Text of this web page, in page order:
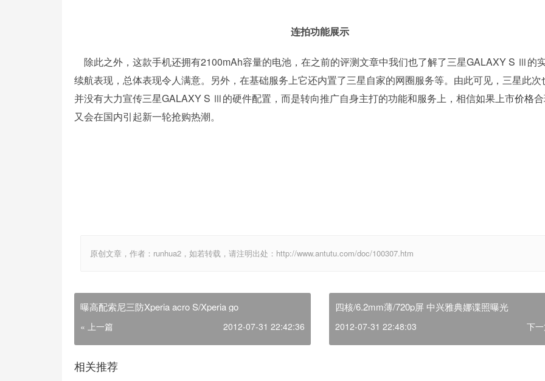
连拍功能展示
除此之外，这款手机还拥有2100mAh容量的电池，在之前的评测文章中我们也了解了三星GALAXY S Ⅲ的
续航表现，总体表现令人满意。另外，在基础服务上它还内置了三星自家的网圈服务等。由此可见，三星此次
并没有大力宣传三星GALAXY S Ⅲ的硬件配置，而是转向推广自身主打的功能和服务上，相信如果上市价格
又会在国内引起新一轮抢购热潮。
原创文章，作者：runhua2，如若转载，请注明出处：http://www.antutu.com/doc/100307.htm
曝高配索尼三防Xperia acro S/Xperia go
« 上一篇 2012-07-31 22:42:36
四核/6.2mm薄/720p屏 中兴雅典娜谍照曝光
2012-07-31 22:48:03 下
相关推荐